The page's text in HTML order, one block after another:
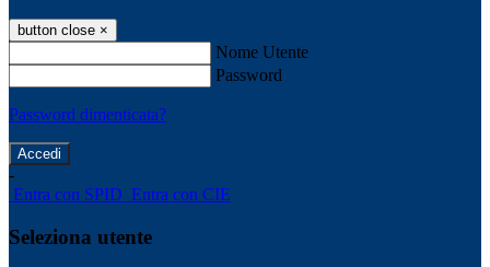
button close ×
Nome Utente
Password
Password dimenticata?
-
Entra con SPID Entra con CIE
Seleziona utente